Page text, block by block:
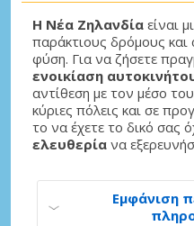
Η Νέα Ζηλανδία είναι
παράκτιους δρόμους και
φύση. Για να ζήσετε
ενοικίαση
αντίθεση με τον μέσο
κύριες πόλεις και σε
το να έχετε το δικό σας
ελευθερία να
Εμφάνιση